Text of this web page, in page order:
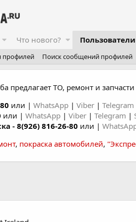
Что нового? Пользователи
профилей Поиск сообщений профилей
предлагает ТО, ремонт и
или | WhatsApp | Viber | Telegram
или | WhatsApp | Viber | Telegram |
- 8(926) 816-26-80 или |
, покраска автомобилей,